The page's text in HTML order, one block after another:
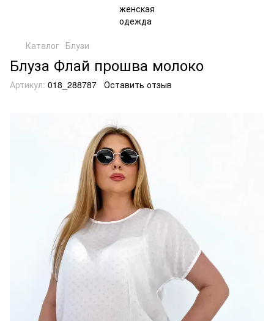
Каталог Блузи
Блуза Флай прошва молоко
Артикул: 018_288787 Оставить отзыв